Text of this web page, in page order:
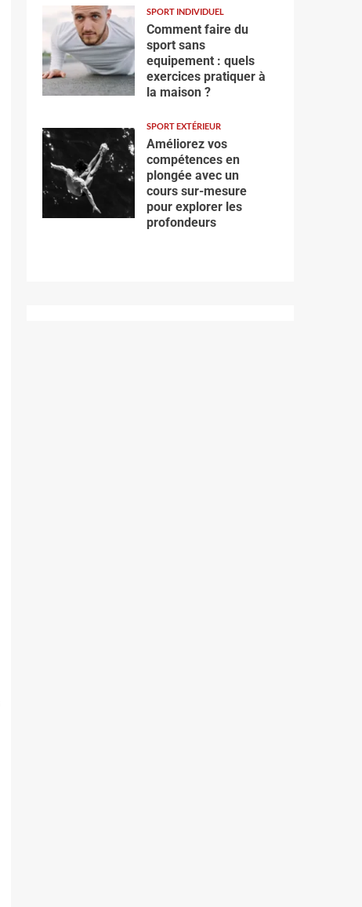
SPORT INDIVIDUEL
Comment faire du
sport sans
equipement : quels
exercices pratiquer à
la maison ?
SPORT EXTÉRIEUR
Améliorez vos
compétences en
plongée avec un
cours sur-mesure
pour explorer les
profondeurs